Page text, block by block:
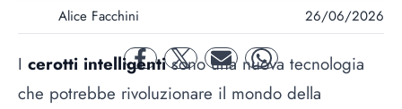
Alice Facchini 26/06/2026
facebooktwitter mail whatsapp
I cerotti intelligentisono una nuova tecnologia
che potrebbe rivoluzionare il mondo della